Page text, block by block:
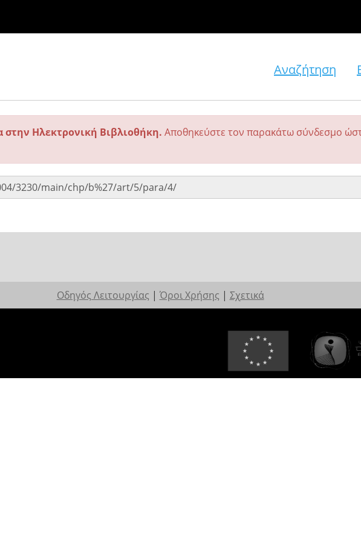
Αναζήτηση
στην Ηλεκτρονική Βιβλιοθήκη. Αποθηκεύστε τον παρακάτω σύνδεσμο
Οδηγός Λειτουργίας | Όροι Χρήσης | Σχετικά